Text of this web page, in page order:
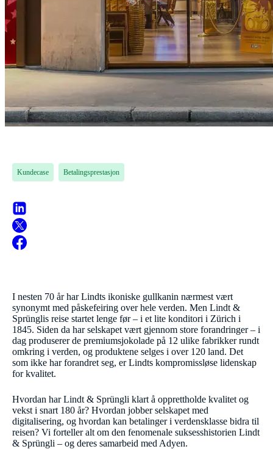
Kundecase Betalingsprestasjon
I nesten 70 år har Lindts ikoniske gullkanin nærmest vært
synonymt med påskefeiring over hele verden. Men Lindt &
Sprünglis reise startet lenge før – i et lite konditori i Zürich i
1845. Siden da har selskapet vært gjennom store forandringer – i
dag produserer de premiumsjokolade på 12 ulike fabrikker rundt
omkring i verden, og produktene selges i over 120 land. Det
som ikke har forandret seg, er Lindts kompromissløse lidenskap
for kvalitet.
Hvordan har Lindt & Sprüngli klart å opprettholde kvalitet og
vekst i snart 180 år? Hvordan jobber selskapet med
digitalisering, og hvordan kan betalinger i verdensklasse bidra til
reisen? Vi forteller alt om den fenomenale suksesshistorien Lindt
& Sprüngli – og deres samarbeid med Adyen.